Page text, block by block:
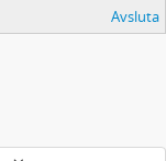
Avsluta